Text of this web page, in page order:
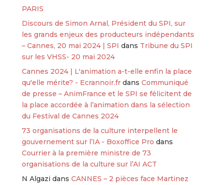
PARIS
Discours de Simon Arnal, Président du SPI, sur
les grands enjeux des producteurs indépendants
– Cannes, 20 mai 2024 | SPI dans Tribune du SPI
sur les VHSS- 20 mai 2024
Cannes 2024 | L'animation a-t-elle enfin la place
qu'elle mérite? - Ecrannoir.frdans Communiqué
de presse – AnimFrance et le SPI se félicitent de
la place accordée à l’animation dans la sélection
du Festival de Cannes 2024
73 organisations de la culture interpellent le
gouvernement sur l’IA - Boxoffice Pro dans
Courrier à la première ministre de 73
organisations de la culture sur l’AI ACT
N Algazi dans CANNES – 2 pièces face Martinez